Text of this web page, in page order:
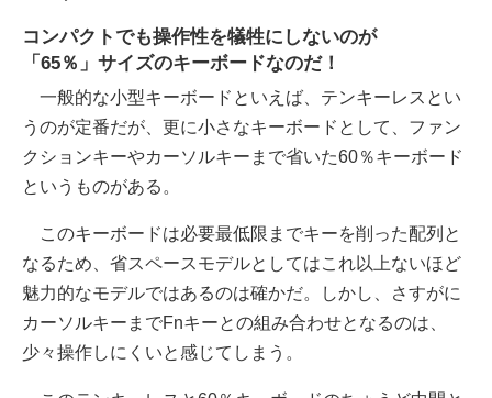
コンパクトでも操作性を犠牲にしないのが
「65％」サイズのキーボードなのだ！
一般的な小型キーボードといえば、テンキーレスとい
うのが定番だが、更に小さなキーボードとして、ファン
クションキーやカーソルキーまで省いた60％キーボード
というものがある。
このキーボードは必要最低限までキーを削った配列と
なるため、省スペースモデルとしてはこれ以上ないほど
魅力的なモデルではあるのは確かだ。しかし、さすがに
カーソルキーまでFnキーとの組み合わせとなるのは、
少々操作しにくいと感じてしまう。